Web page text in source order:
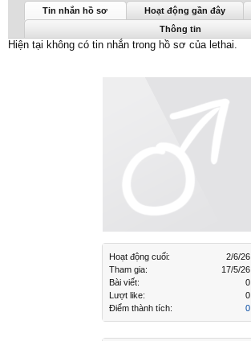
Hoạt động cuối:
2/6/26
Tham gia:
17/5/26
Bài viết:
0
Lượt like:
0
Điểm thành tích:
0
lethai được nhìn thấy lần cuối: 2/6/26
Tin nhắn hồ sơ Hoạt động gần đây
Thông tin
Hiện tại không có tin nhắn trong hồ sơ của lethai.